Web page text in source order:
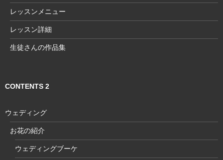
レッスンメニュー
レッスン詳細
生徒さんの作品集
CONTENTS 2
ウェディング
お花の紹介
ウェディングブーケ